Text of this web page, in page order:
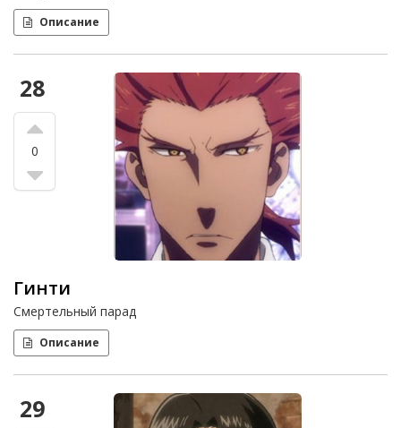
Описание
28
0
Гинти
Смертельный парад
Описание
29